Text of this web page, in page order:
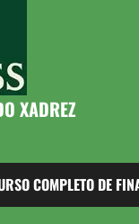
XADREZ
COMPLETO DE